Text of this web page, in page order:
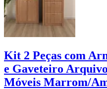
Kit 2 Peças com
e Gaveteiro
Móveis Marrom/